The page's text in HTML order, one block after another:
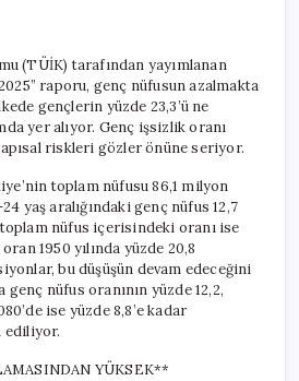
Eğitim
ve
İstihdam
Dışında:
Verici
için
(TÜİK) tarafından yayımlanan
raporu, genç nüfusun azalmakta
gençlerin yüzde 23,3’ü ne
yer alıyor. Genç işsizlik oranı
riskleri gözler önüne seriyor.
toplam nüfusu 86,1 milyon
yaş aralığındaki genç nüfus 12,7
nüfus içerisindeki oranı ise
1950 yılında yüzde 20,8
bu düşüşün devam edeceğini
nüfus oranının yüzde 12,2,
ise yüzde 8,8’e kadar
ediliyor.
YÜKSEK**